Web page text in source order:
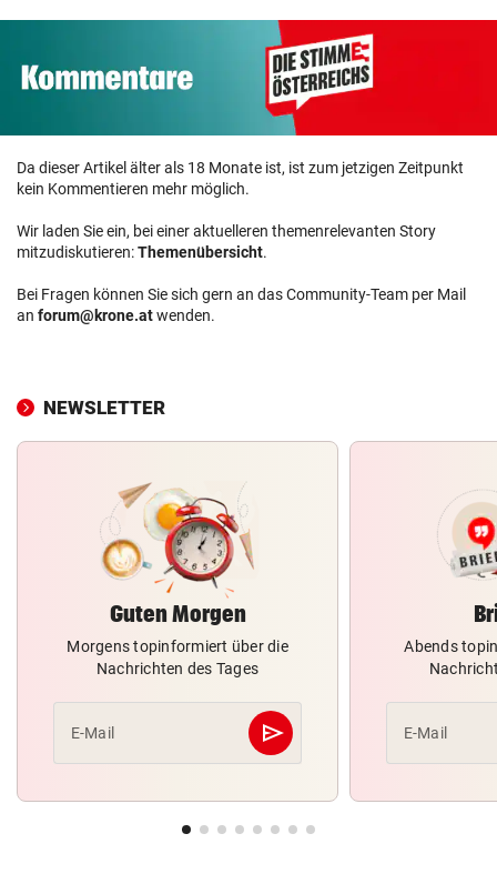
Da dieser Artikel älter als 18 Monate ist, ist zum jetzigen Zeitpunkt
kein Kommentieren mehr möglich.
Wir laden Sie ein, bei einer aktuelleren themenrelevanten Story
mitzudiskutieren:Themenübersicht.
Bei Fragen können Sie sich gern an das Community-Team per Mail
an forum@krone.atwenden.
NEWSLETTER
Guten Morgen
Morgens topinformiert über die
Nachrichten des Tages
E-Mail send
Abschicken
Abends
E-Mail